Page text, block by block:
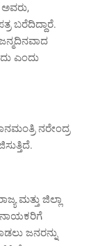
ಬರೆದಿದ್ದಾರೆ.
ಎಂದು
ನರೇಂದ್ರ
ಮತ್ತು ಜಿಲ್ಲಾ
ನಾಯಕರಿಗೆ
ಜನರನ್ನು